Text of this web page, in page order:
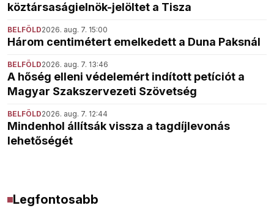
köztársaságielnök-jelöltet a Tisza
BELFÖLD2026. aug. 7. 15:00
Három centimétert emelkedett a Duna Paksnál
BELFÖLD2026. aug. 7. 13:46
A hőség elleni védelemért indított petíciót a
Magyar Szakszervezeti Szövetség
BELFÖLD2026. aug. 7. 12:44
Mindenhol állítsák vissza a tagdíjlevonás
lehetőségét
Legfontosabb